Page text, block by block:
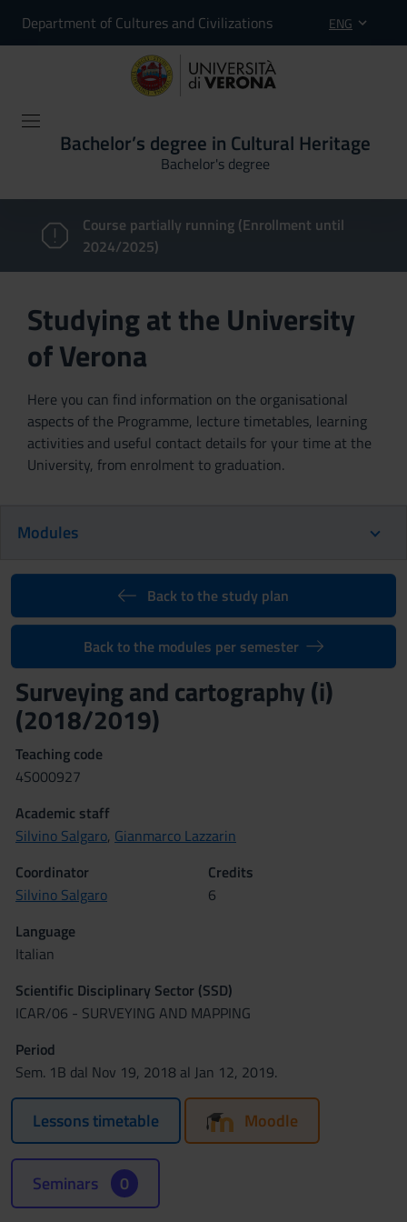
Department of Cultures and Civilizations ENG
Bachelor’s degree in Cultural Heritage
Bachelor's degree
Course partially running (Enrollment until
2024/2025)
Studying at the University
of Verona
Here you can find information on the organisational
aspects of the Programme, lecture timetables, learning
activities and useful contact details for your time at the
University, from enrolment to graduation.
Modules
Back to the study plan
Back to the modules per semester
Surveying and cartography (i)
(2018/2019)
Teaching code
4S000927
Academic staff
Silvino Salgaro, Gianmarco Lazzarin
Coordinator
Silvino Salgaro
Credits
6
Language
Italian
Scientific Disciplinary Sector (SSD)
ICAR/06 - SURVEYING AND MAPPING
Period
Sem. 1B dal Nov 19, 2018 al Jan 12, 2019.
Lessons timetable Moodle
Seminars 0